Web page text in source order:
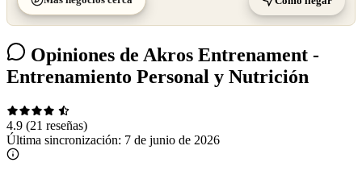
Opiniones de Akros Entrenament -
Entrenamiento Personal y Nutrición
4.9 (21 reseñas)
Última sincronización: 7 de junio de 2026